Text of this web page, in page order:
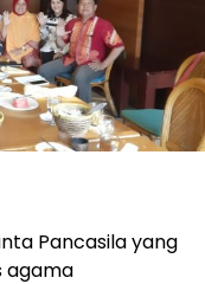
Pancasila yang
agama